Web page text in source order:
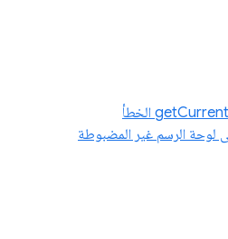
تعرض الدالة getCurrentTexture()‎ الخطأ